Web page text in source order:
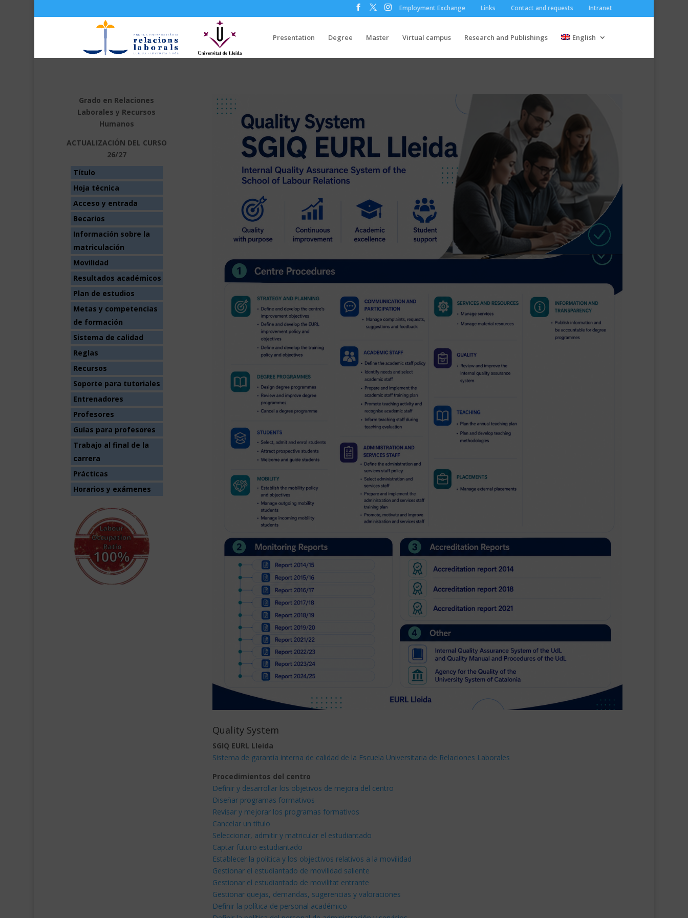
Employment Exchange Links Contact and requests Intranet
Presentation Degree Master Virtual campus Research and Publishings English
Grado en Relaciones
Laborales y Recursos
Humanos
ACTUALIZACIÓN DEL CURSO
26/27
Título
Hoja técnica
Acceso y entrada
Becarios
Información sobre la
matriculación
Movilidad
Resultados académicos
Plan de estudios
Metas y competencias
de formación
Sistema de calidad
Reglas
Recursos
Soporte para tutoriales
Entrenadores
Profesores
Guías para profesores
Trabajo al final de la
carrera
Prácticas
Horarios y exámenes
Quality System
SGIQ EURL Lleida
Sistema de garantía interna de calidad de la Escuela Universitaria de Relaciones Laborales
Procedimientos del centro
Definir y desarrollar los objetivos de mejora del centro
Diseñar programas formativos
Revisar y mejorar los programas formativos
Cancelar un título
Seleccionar, admitir y matricular el estudiantado
Captar futuro estudiantado
Establecer la política y los objectivos relativos a la movilidad
Gestionar el estudiantado de movilidad saliente
Gestionar el estudiantado de movilitat entrante
Gestionar quejas, demandas, sugerencias y valoraciones
Definir la política de personal académico